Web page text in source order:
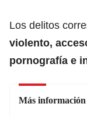
Los delitos
violento,
pornografía e
Más información